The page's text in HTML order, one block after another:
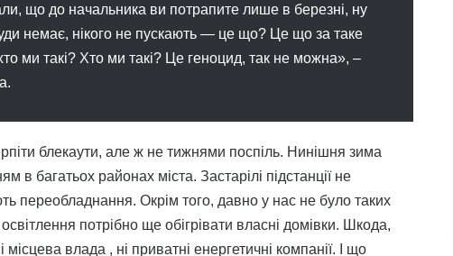
що до начальника ви потрапите лише в березні, ну
немає, нікого не пускають — це що? Це що за таке
ми такі? Хто ми такі? Це геноцид, так не можна», –
блекаути, але ж не тижнями поспіль. Нинішня зима
в багатьох районах міста. Застарілі підстанції не
переобладнання. Окрім того, давно у нас не було таких
потрібно ще обігрівати власні домівки. Шкода,
влада , ні приватні енергетичні компанії. І що